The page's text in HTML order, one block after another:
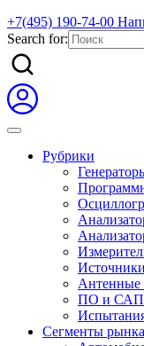
+7(495) 190-74-00
Search for:
Рубрики
Антенные
ПО и
Сегменты рынка